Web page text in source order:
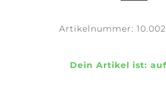
Artikelnummer:
Dein Artikel ist: